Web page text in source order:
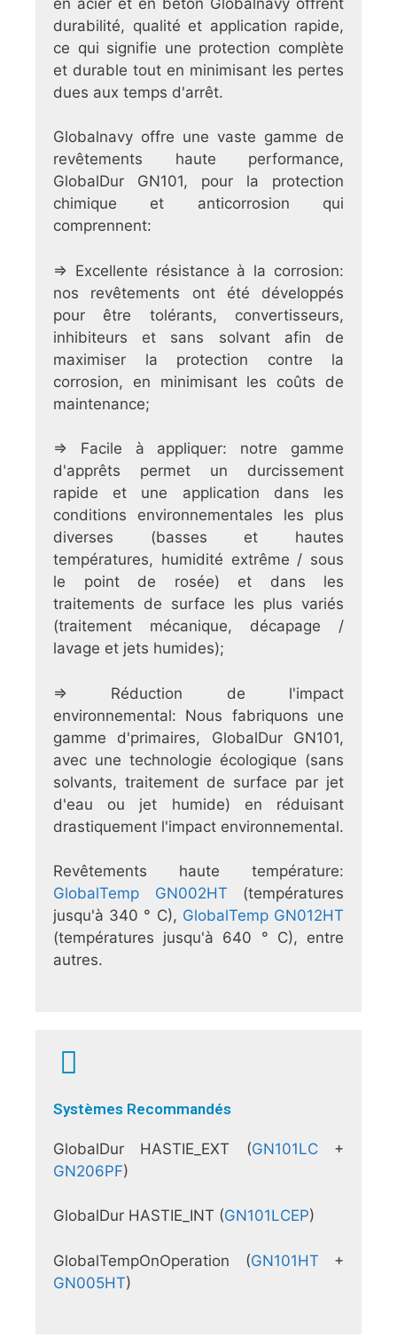
durabilité, qualité et application rapide,
ce qui signifie une protection complète
et durable tout en minimisant les pertes
dues aux temps d'arrêt.
Globalnavy offre une vaste gamme de
revêtements haute performance,
GlobalDur GN101, pour la protection
chimique et anticorrosion qui
comprennent:
⇒ Excellente résistance à la corrosion:
nos revêtements ont été développés
pour être tolérants, convertisseurs,
inhibiteurs et sans solvant afin de
maximiser la protection contre la
corrosion, en minimisant les coûts de
maintenance;
⇒ Facile à appliquer: notre gamme
d'apprêts permet un durcissement
rapide et une application dans les
conditions environnementales les plus
diverses (basses et hautes
températures, humidité extrême / sous
le point de rosée) et dans les
traitements de surface les plus variés
(traitement mécanique, décapage /
lavage et jets humides);
⇒ Réduction de l'impact
environnemental: Nous fabriquons une
gamme d'primaires, GlobalDur GN101,
avec une technologie écologique (sans
solvants, traitement de surface par jet
d'eau ou jet humide) en réduisant
drastiquement l'impact environnemental.
Revêtements haute température:
GlobalTemp GN002HT (températures
jusqu'à 340 ° C), GlobalTemp GN012HT
(températures jusqu'à 640 ° C), entre
autres.
Systèmes Recommandés
GlobalDur HASTIE_EXT (GN101LC+
GN206PF)
GlobalDur HASTIE_INT (GN101LCEP)
GlobalTempOnOperation (GN101HT +
GN005HT)